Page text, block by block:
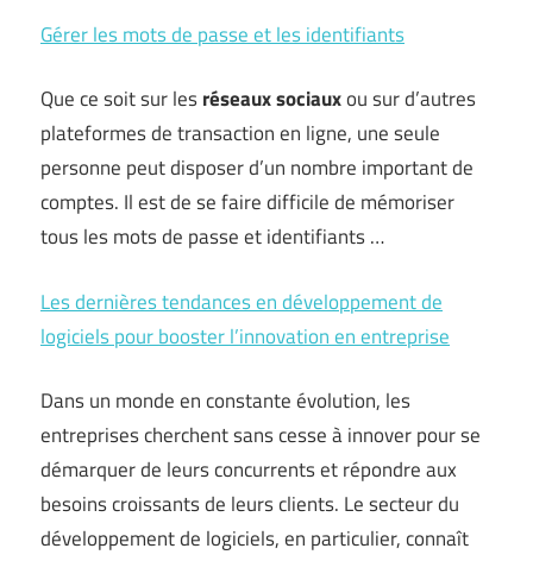
Gérer les mots de passe et les identifiants
Que ce soit sur lesréseaux sociauxou sur d’autres
plateformes de transaction en ligne, une seule
personne peut disposer d’un nombre important de
comptes. Il est de se faire difficile de mémoriser
tous les mots de passe et identifiants …
Les dernières tendances en développement de
logiciels pour booster l’innovation en entreprise
Dans un monde en constante évolution, les
entreprises cherchent sans cesse à innover pour se
démarquer de leurs concurrents et répondre aux
besoins croissants de leurs clients. Le secteur du
développement de logiciels, en particulier, connaît